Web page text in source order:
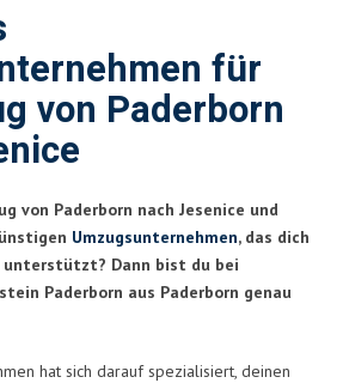
für
von Paderborn
von Paderborn nach Jesenice und
Umzugsunternehmen, das dich
unterstützt? Dann bist du bei
Paderborn aus Paderborn genau
hat sich darauf spezialisiert, deinen